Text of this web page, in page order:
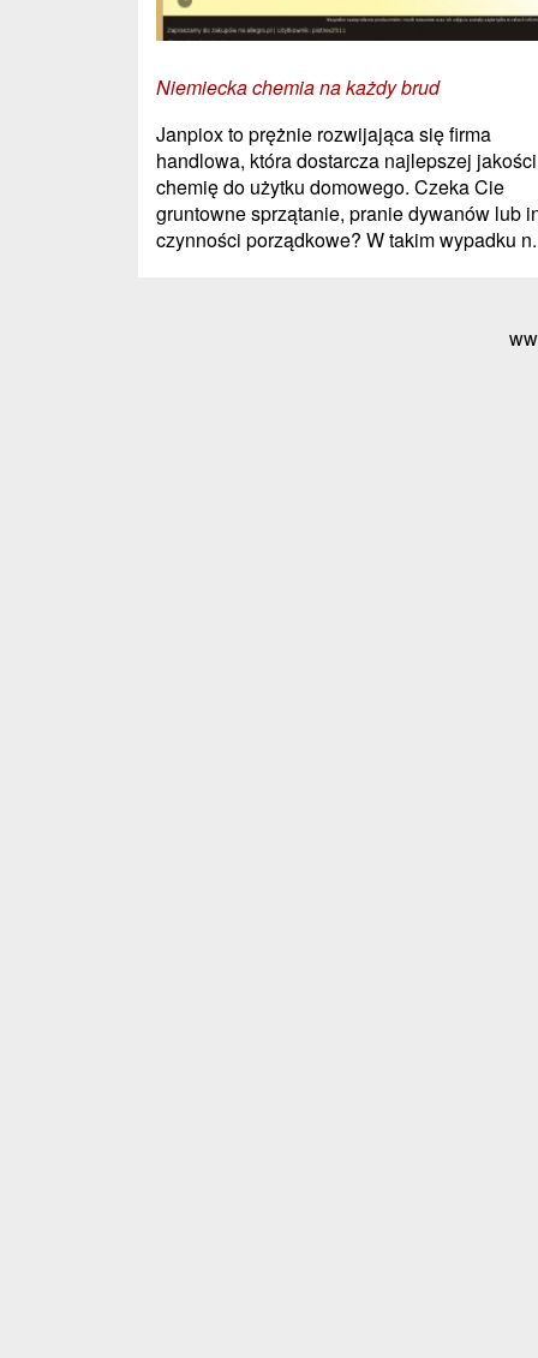
Niemiecka chemia na każdy brud
Janpiox to prężnie rozwijająca się firma
handlowa, która dostarcza najlepszej jakości
chemię do użytku domowego. Czeka Cie
gruntowne sprzątanie, pranie dywanów lub
czynności porządkowe? W takim wypadku